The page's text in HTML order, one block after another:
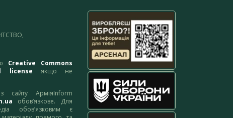
Creative Commons
license якщо не
сайту АрміяInform
обов’язкове. Для
обов’язковим є